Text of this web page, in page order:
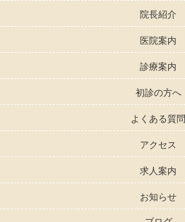
院長紹介
医院案内
診療案内
初診の方へ
よくある質問
アクセス
求人案内
お知らせ